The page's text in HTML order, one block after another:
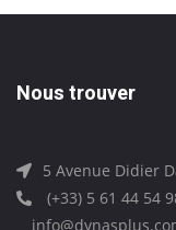
Nous trouver
5 Avenue Didier
(+33) 5 61 44 54